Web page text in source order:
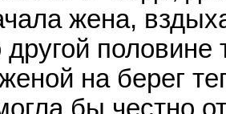
жена,
другой
на берег